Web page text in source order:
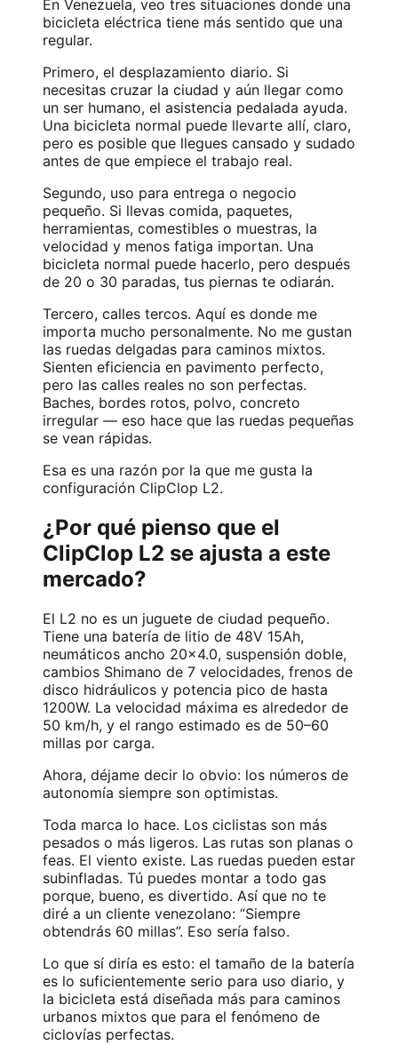
En Venezuela, veo tres situaciones donde una
bicicleta eléctrica tiene más sentido que una
regular.
Primero, el desplazamiento diario. Si
necesitas cruzar la ciudad y aún llegar como
un ser humano, el asistencia pedalada ayuda.
Una bicicleta normal puede llevarte allí, claro,
pero es posible que llegues cansado y sudado
antes de que empiece el trabajo real.
Segundo, uso para entrega o negocio
pequeño. Si llevas comida, paquetes,
herramientas, comestibles o muestras, la
velocidad y menos fatiga importan. Una
bicicleta normal puede hacerlo, pero después
de 20 o 30 paradas, tus piernas te odiarán.
Tercero, calles tercos. Aquí es donde me
importa mucho personalmente. No me gustan
las ruedas delgadas para caminos mixtos.
Sienten eficiencia en pavimento perfecto,
pero las calles reales no son perfectas.
Baches, bordes rotos, polvo, concreto
irregular — eso hace que las ruedas pequeñas
se vean rápidas.
Esa es una razón por la que me gusta la
configuración ClipClop L2.
¿Por qué pienso que el
ClipClop L2 se ajusta a este
mercado?
El L2 no es un juguete de ciudad pequeño.
Tiene una batería de litio de 48V 15Ah,
neumáticos ancho 20×4.0, suspensión doble,
cambios Shimano de 7 velocidades, frenos de
disco hidráulicos y potencia pico de hasta
1200W. La velocidad máxima es alrededor de
50 km/h, y el rango estimado es de 50–60
millas por carga.
Ahora, déjame decir lo obvio: los números de
autonomía siempre son optimistas.
Toda marca lo hace. Los ciclistas son más
pesados o más ligeros. Las rutas son planas o
feas. El viento existe. Las ruedas pueden estar
subinfladas. Tú puedes montar a todo gas
porque, bueno, es divertido. Así que no te
diré a un cliente venezolano: “Siempre
obtendrás 60 millas”. Eso sería falso.
Lo que sí diría es esto: el tamaño de la batería
es lo suficientemente serio para uso diario, y
la bicicleta está diseñada más para caminos
urbanos mixtos que para el fenómeno de
ciclovías perfectas.